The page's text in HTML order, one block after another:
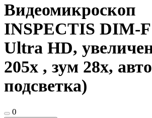
Видеомикроскоп
INSPECTIS DIM-
Ultra HD,
205x , зум 28x,
подсветка)
0